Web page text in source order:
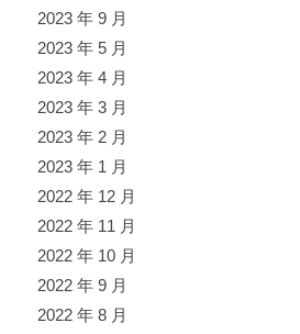
2023 年 9 月
2023 年 5 月
2023 年 4 月
2023 年 3 月
2023 年 2 月
2023 年 1 月
2022 年 12 月
2022 年 11 月
2022 年 10 月
2022 年 9 月
2022 年 8 月